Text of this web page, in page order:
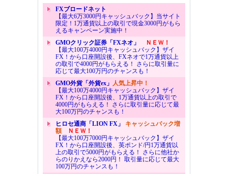
FXブロードネット
【最大6万3000円キャッシュバック】当サイト
限定！1万通貨以上の取引で現金3000円がもら
えるキャンペーン実施中！
GMOクリック証券「FXネオ」
ＮＥＷ！
【最大100万4000円キャッシュバック】ザイ
FX！から口座開設後、FXネオで1万通貨以上
の取引で4000円がもらえる！ さらに取引量に
応じて最大100万円のチャンスも！
GMO外貨「外貨ex」 人気上昇中！
【最大100万4000円キャッシュバック】ザイ
FX！から口座開設後、1万通貨以上の取引で
4000円がもらえる！ さらに取引量に応じて最
大100万円のチャンスも！
ヒロセ通商「LION FX」 キャッシュバック増
額ＮＥＷ！
【最大100万7000円キャッシュバック】ザイ
FX！から口座開設後、英ポンド/円1万通貨以
上の取引で5000円がもらえる！ さらに他社か
らのりかえなら2000円！ 取引量に応じて最大
100万円のチャンスも！